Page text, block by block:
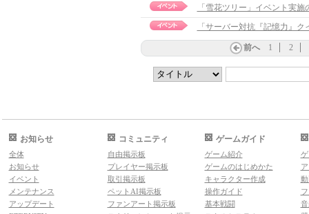
「雪花ツリー」イベント実施
「サーバー対抗『記憶力』
前へ 1 2
お知らせ
全体
お知らせ
イベント
メンテナンス
アップデート
コミュニティ
自由掲示板
プレイヤー掲示板
取引掲示板
ペットAI掲示板
ファンアート掲示板
ゲームガイド
ゲーム紹介
ゲームのはじめかた
キャラクター作成
操作ガイド
基本戦闘